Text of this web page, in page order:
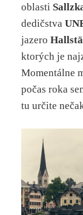
oblasti
dedičstva
jazero
ktorých je
Momentálne
počas roka
tu určite